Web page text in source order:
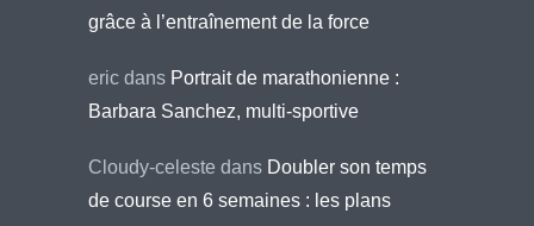
grâce à l’entraînement de la force
eric dans Portrait de marathonienne :
Barbara Sanchez, multi-sportive
Cloudy-celeste dans Doubler son temps
de course en 6 semaines : les plans